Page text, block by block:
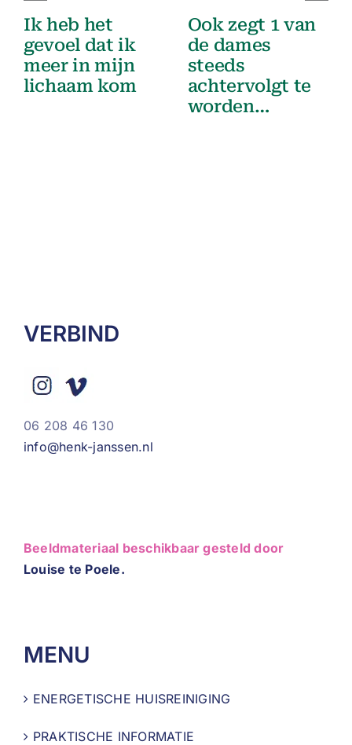
Ik heb het
gevoel dat ik
meer in mijn
lichaam kom
Ook zegt 1 van
de dames
steeds
achtervolgt te
worden…
VERBIND
06 208 46 130
info@henk-janssen.nl
Beeldmateriaal beschikbaar gesteld door
Louise te Poele.
MENU
ENERGETISCHE HUISREINIGING
PRAKTISCHE INFORMATIE